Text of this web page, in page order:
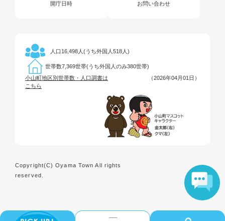
開庁日時 お問い合わせ
人口 16,498人(うち外国人518人)
世帯数7,369世帯(うち外国人のみ380世帯)
小山町地区別世帯数・人口調書は
こちら
（2026年04月01日）
Copyright(C) Oyama Town All rights
reserved.